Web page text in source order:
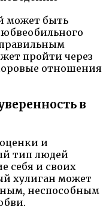
может быть
пройти через
отношения
в
и
тип людей
себя и своих
хулиган может
неспособным